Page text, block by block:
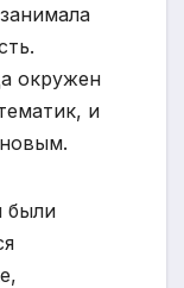
окружен
и
были